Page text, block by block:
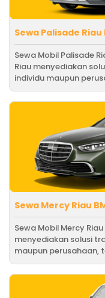
Sewa Palisade
Sewa Mobil Palisade
Riau menyediakan
individu maupun
Sewa Mercy Riau
Sewa Mobil Mercy
menyediakan solusi
maupun perusahaan,